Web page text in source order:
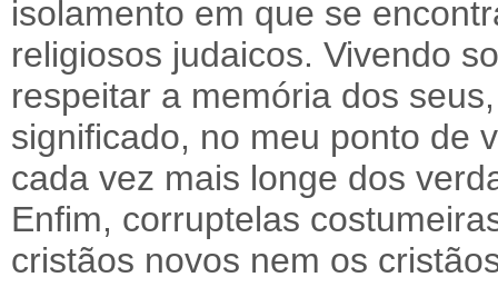
isolamento em que se
religiosos judaicos. Vivendo
respeitar a memória dos
significado, no meu ponto de
cada vez mais longe dos
Enfim, corruptelas
cristãos novos nem os